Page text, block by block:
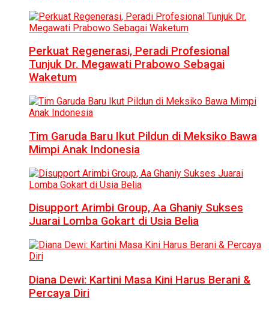
Perkuat Regenerasi, Peradi Profesional
Tunjuk Dr. Megawati Prabowo Sebagai
Waketum
Tim Garuda Baru Ikut Pildun di Meksiko Bawa
Mimpi Anak Indonesia
Disupport Arimbi Group, Aa Ghaniy Sukses
Juarai Lomba Gokart di Usia Belia
Diana Dewi: Kartini Masa Kini Harus Berani &
Percaya Diri